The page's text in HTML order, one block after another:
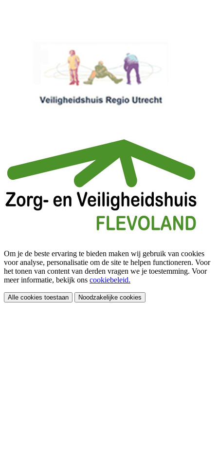
Om je de beste ervaring te bieden maken wij gebruik van cookies
voor analyse, personalisatie om de site te helpen functioneren. Voor
het tonen van content van derden vragen we je toestemming. Voor
meer informatie, bekijk ons cookiebeleid.
Alle cookies toestaan Noodzakelijke cookies